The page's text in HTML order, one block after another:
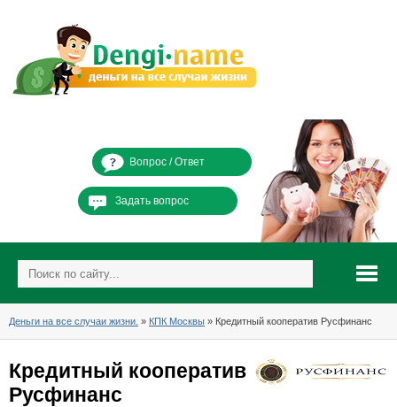
Вопрос / Ответ
Задать вопрос
Деньги на все случаи жизни. » КПК Москвы » Кредитный кооператив Русфинанс
Кредитный кооператив
Русфинанс